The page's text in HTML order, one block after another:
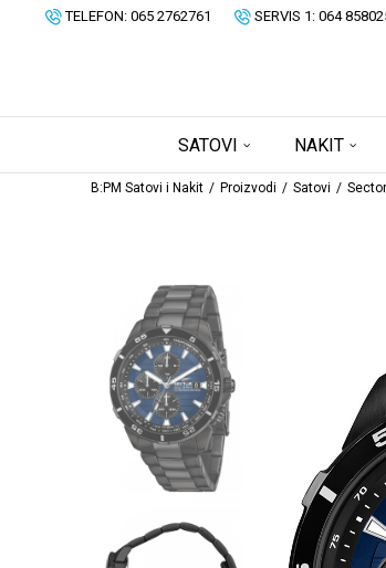
TELEFON: 065 2762761 SERVIS 1: 064
SATOVI NAKIT
B:PM Satovi i Nakit Proizvodi Satovi